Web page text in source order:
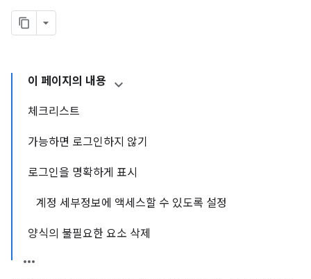
이 페이지의 내용
체크리스트
가능하면 로그인하지 않기
로그인을 명확하게 표시
계정 세부정보에 액세스할 수 있도록 설정
양식의 불필요한 요소 삭제